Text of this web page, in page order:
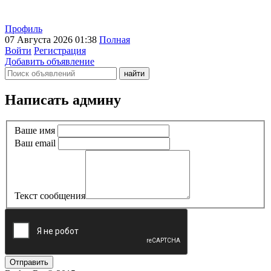
Профиль
07 Августа 2026 01:38 Полная
Войти Регистрация
Добавить объявление
Написать админу
Ваше имя
Ваш email
Текст сообщения
Отправить